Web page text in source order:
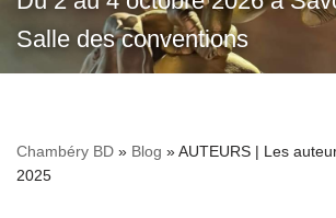
Salle des conventions
Chambéry BD » Blog »AUTEURS | Les
2025